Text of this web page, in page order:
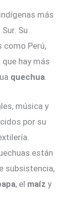
más
Su
como Perú,
hay más
quechua.
música y
por su
están
subsistencia,
, el maíz y